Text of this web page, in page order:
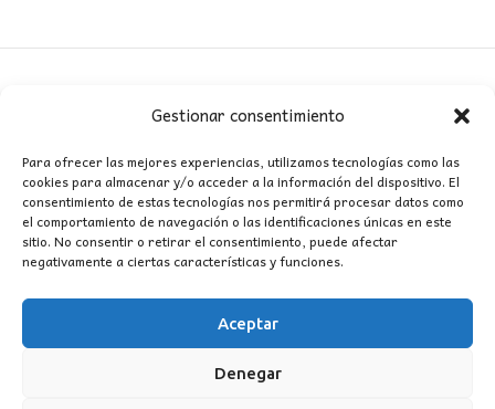
Gestionar consentimiento
Para ofrecer las mejores experiencias, utilizamos tecnologías como las
cookies para almacenar y/o acceder a la información del dispositivo. El
consentimiento de estas tecnologías nos permitirá procesar datos como
el comportamiento de navegación o las identificaciones únicas en este
sitio. No consentir o retirar el consentimiento, puede afectar
negativamente a ciertas características y funciones.
Aceptar
Denegar
MI CUENTA
INFORMACIÓN
WhatsApp
TikTok
Instagram